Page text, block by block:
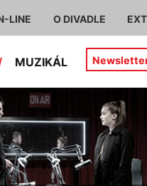
LINE O DIVADLE
MUZIKÁL